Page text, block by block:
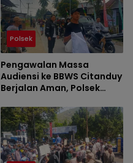
Polsek
Pengawalan Massa
Audiensi ke BBWS Citanduy
Berjalan Aman, Polsek
Kegiatan Berlangsung
Kondusif